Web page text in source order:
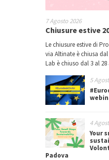
7 Agosto 2026
Chiusure estive
Le chiusure estive di
via Altinate è chiusa
Lab è chiuso dal 3 al
5
4
Your
Padova